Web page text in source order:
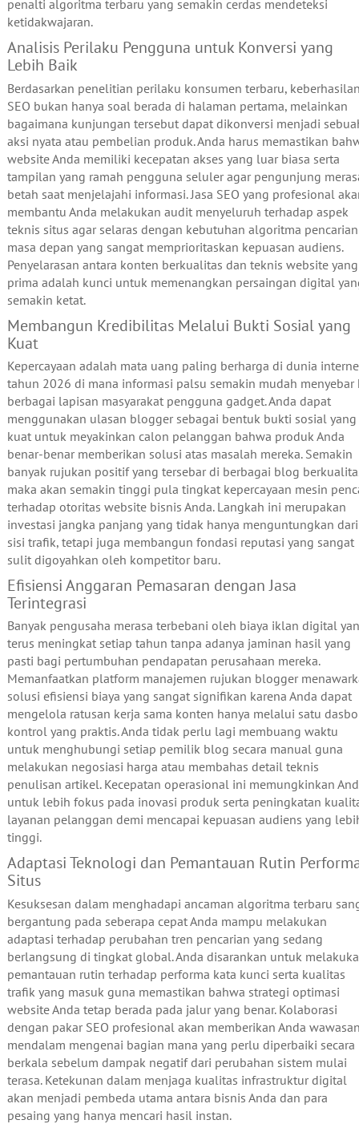
penalti algoritma terbaru yang semakin cerdas mendeteksi
ketidakwajaran.
Analisis Perilaku Pengguna untuk Konversi yang
Lebih Baik
Berdasarkan penelitian perilaku konsumen terbaru,
SEO bukan hanya soal berada di halaman pertama, melainkan
bagaimana kunjungan tersebut dapat dikonversi menjadi
aksi nyata atau pembelian produk. Anda harus memastikan
website Anda memiliki kecepatan akses yang luar biasa serta
tampilan yang ramah pengguna seluler agar pengunjung
betah saat menjelajahi informasi. Jasa SEO yang profesional
membantu Anda melakukan audit menyeluruh terhadap aspek
teknis situs agar selaras dengan kebutuhan algoritma pencarian
masa depan yang sangat memprioritaskan kepuasan audiens.
Penyelarasan antara konten berkualitas dan teknis website yang
prima adalah kunci untuk memenangkan persaingan digital
semakin ketat.
Membangun Kredibilitas Melalui Bukti Sosial yang
Kuat
Kepercayaan adalah mata uang paling berharga di dunia
tahun 2026 di mana informasi palsu semakin mudah menyebar
berbagai lapisan masyarakat pengguna gadget. Anda dapat
menggunakan ulasan blogger sebagai bentuk bukti sosial yang
kuat untuk meyakinkan calon pelanggan bahwa produk Anda
benar-benar memberikan solusi atas masalah mereka. Semakin
banyak rujukan positif yang tersebar di berbagai blog
maka akan semakin tinggi pula tingkat kepercayaan mesin
terhadap otoritas website bisnis Anda. Langkah ini merupakan
investasi jangka panjang yang tidak hanya menguntungkan dari
sisi trafik, tetapi juga membangun fondasi reputasi yang sangat
sulit digoyahkan oleh kompetitor baru.
Efisiensi Anggaran Pemasaran dengan Jasa
Terintegrasi
Banyak pengusaha merasa terbebani oleh biaya iklan digital
terus meningkat setiap tahun tanpa adanya jaminan hasil yang
pasti bagi pertumbuhan pendapatan perusahaan mereka.
Memanfaatkan platform manajemen rujukan blogger
solusi efisiensi biaya yang sangat signifikan karena Anda dapat
mengelola ratusan kerja sama konten hanya melalui satu
kontrol yang praktis. Anda tidak perlu lagi membuang waktu
untuk menghubungi setiap pemilik blog secara manual guna
melakukan negosiasi harga atau membahas detail teknis
penulisan artikel. Kecepatan operasional ini memungkinkan
untuk lebih fokus pada inovasi produk serta peningkatan
layanan pelanggan demi mencapai kepuasan audiens yang
tinggi.
Adaptasi Teknologi dan Pemantauan Rutin
Situs
Kesuksesan dalam menghadapi ancaman algoritma terbaru
bergantung pada seberapa cepat Anda mampu melakukan
adaptasi terhadap perubahan tren pencarian yang sedang
berlangsung di tingkat global. Anda disarankan untuk
pemantauan rutin terhadap performa kata kunci serta kualitas
trafik yang masuk guna memastikan bahwa strategi optimasi
website Anda tetap berada pada jalur yang benar. Kolaborasi
dengan pakar SEO profesional akan memberikan Anda
mendalam mengenai bagian mana yang perlu diperbaiki secara
berkala sebelum dampak negatif dari perubahan sistem mulai
terasa. Ketekunan dalam menjaga kualitas infrastruktur digital
akan menjadi pembeda utama antara bisnis Anda dan para
pesaing yang hanya mencari hasil instan.